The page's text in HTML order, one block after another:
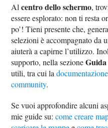
Alcentro dello schermo,
essere esplorato: non ti resta
po’! Tieni presente che,
selezioni è accompagnato da
aiuterà a capirne l’utilizzo.
supporto, nella sezioneGuida
utili, tra cui la
community.
Se vuoi approfondire alcuni
mie guide su:come creare